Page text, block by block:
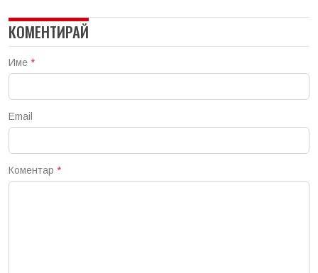
КОМЕНТИРАЙ
Име *
Email
Коментар *